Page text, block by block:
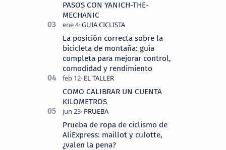
PASOS CON YANICH-THE-
MECHANIC
La posición correcta sobre la
bicicleta de montaña: guía
completa para mejorar control,
comodidad y rendimiento
COMO CALIBRAR UN CUENTA
KILOMETROS
Prueba de ropa de ciclismo de
AliExpress: maillot y culotte,
¿valen la pena?